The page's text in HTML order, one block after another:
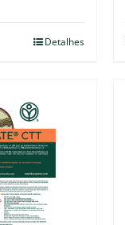
Detalhes